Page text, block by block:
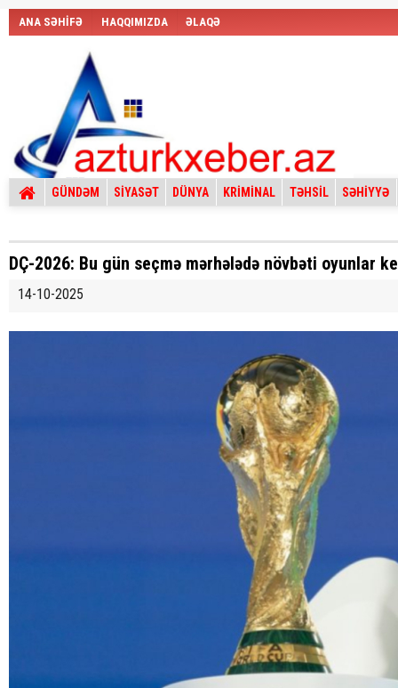
ANA SƏHİFƏ HAQQIMIZDA ƏLAQƏ
GÜNDƏM SİYASƏT DÜNYA KRİMİNAL TƏHSİL SƏHİYYƏ
DÇ-2026: Bu gün seçmə mərhələdə növbəti oyunlar
14-10-2025